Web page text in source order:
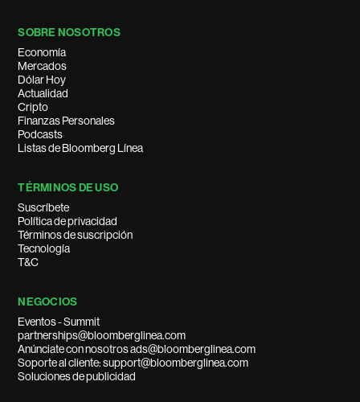
SOBRE NOSOTROS
Economía
Mercados
Dólar Hoy
Actualidad
Cripto
Finanzas Personales
Podcasts
Listas de Bloomberg Línea
TÉRMINOS DE USO
Suscríbete
Política de privacidad
Términos de suscripción
Tecnología
T&C
NEGOCIOS
Eventos - Summit
partnerships@bloomberglinea.com
Anúnciate con nosotros ads@bloomberglinea.com
Soporte al cliente: support@bloomberglinea.com
Soluciones de publicidad